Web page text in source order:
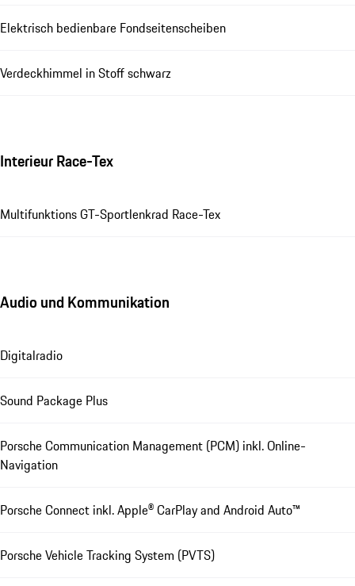
Elektrisch bedienbare Fondseitenscheiben
Verdeckhimmel in Stoff schwarz
Interieur Race-Tex
Multifunktions GT-Sportlenkrad Race-Tex
Audio und Kommunikation
Digitalradio
Sound Package Plus
Porsche Communication Management (PCM) inkl. Online-
Navigation
Porsche Connect inkl. Apple® CarPlay and Android Auto™
Porsche Vehicle Tracking System (PVTS)